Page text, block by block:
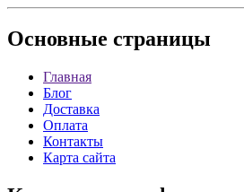
Основные страницы
Главная
Блог
Доставка
Оплата
Контакты
Карта сайта